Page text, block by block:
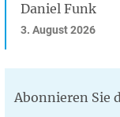
Daniel Funk
3. August 2026
Abonnieren Sie